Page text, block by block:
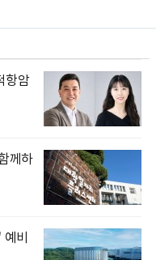
항암
께하
비